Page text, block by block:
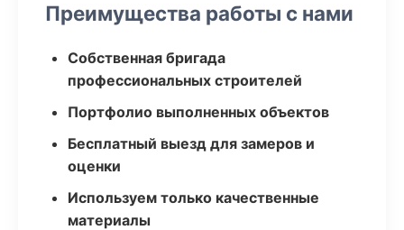
Преимущества работы с нами
Собственная бригада
профессиональных строителей
Портфолио выполненных объектов
Бесплатный выезд для замеров и
оценки
Используем только качественные
материалы